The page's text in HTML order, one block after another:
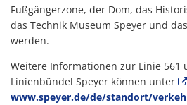
Fußgängerzone, der Dom, das
das Technik Museum Speyer und
werden.
Weitere Informationen zur Linie 561
Linienbündel Speyer können unter
www.speyer.de/de/standort/